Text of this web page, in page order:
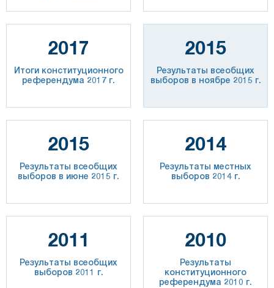
2017
Итоги конституционного
референдума 2017 г.
2015
Результаты всеобщих
выборов в ноябре 2015 г.
2015
Результаты всеобщих
выборов в июне 2015 г.
2014
Результаты местных
выборов 2014 г.
2011
Результаты всеобщих
выборов 2011 г.
2010
Результаты
конституционного
референдума 2010 г.